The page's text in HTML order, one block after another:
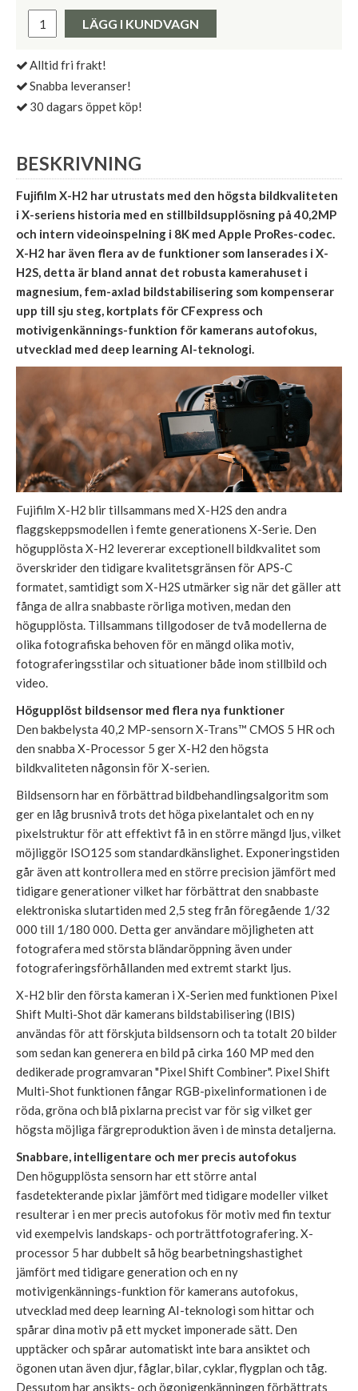
Pris:
LÄGG I KUNDVAGN
Alltid fri frakt!
Snabba leveranser!
30 dagars öppet köp!
BESKRIVNING
Fujifilm X-H2 har utrustats med den högsta bildkvaliteten
i X-seriens historia med en stillbildsupplösning på 40,2MP
och intern videoinspelning i 8K med Apple ProRes-codec.
X-H2 har även flera av de funktioner som lanserades i X-
H2S, detta är bland annat det robusta kamerahuset i
magnesium, fem-axlad bildstabilisering som kompenserar
upp till sju steg, kortplats för CFexpress och
motivigenkännings-funktion för kamerans autofokus,
utvecklad med deep learning AI-teknologi.
Fujifilm X-H2 blir tillsammans med X-H2S den andra
flaggskeppsmodellen i femte generationens X-Serie. Den
högupplösta X-H2 levererar exceptionell bildkvalitet som
överskrider den tidigare kvalitetsgränsen för APS-C
formatet, samtidigt som X-H2S utmärker sig när det gäller att
fånga de allra snabbaste rörliga motiven, medan den
högupplösta. Tillsammans tillgodoser de två modellerna de
olika fotografiska behoven för en mängd olika motiv,
fotograferingsstilar och situationer både inom stillbild och
video.
Högupplöst bildsensor med flera nya funktioner
Den bakbelysta 40,2 MP-sensorn X-Trans™ CMOS 5 HR och
den snabba X-Processor 5 ger X-H2 den högsta
bildkvaliteten någonsin för X-serien.
Bildsensorn har en förbättrad bildbehandlingsalgoritm som
ger en låg brusnivå trots det höga pixelantalet och en ny
pixelstruktur för att effektivt få in en större mängd ljus, vilket
möjliggör ISO125 som standardkänslighet. Exponeringstiden
går även att kontrollera med en större precision jämfört med
tidigare generationer vilket har förbättrat den snabbaste
elektroniska slutartiden med 2,5 steg från föregående 1/32
000 till 1/180 000. Detta ger användare möjligheten att
fotografera med största bländaröppning även under
fotograferingsförhållanden med extremt starkt ljus.
X-H2 blir den första kameran i X-Serien med funktionen Pixel
Shift Multi-Shot där kamerans bildstabilisering (IBIS)
användas för att förskjuta bildsensorn och ta totalt 20 bilder
som sedan kan generera en bild på cirka 160 MP med den
dedikerade programvaran "Pixel Shift Combiner". Pixel Shift
Multi-Shot funktionen fångar RGB-pixelinformationen i de
röda, gröna och blå pixlarna precist var för sig vilket ger
högsta möjliga färgreproduktion även i de minsta detaljerna.
Snabbare, intelligentare och mer precis autofokus
Den högupplösta sensorn har ett större antal
fasdetekterande pixlar jämfört med tidigare modeller vilket
resulterar i en mer precis autofokus för motiv med fin textur
vid exempelvis landskaps- och porträttfotografering. X-
processor 5 har dubbelt så hög bearbetningshastighet
jämfört med tidigare generation och en ny
motivigenkännings-funktion för kamerans autofokus,
utvecklad med deep learning AI-teknologi som hittar och
spårar dina motiv på ett mycket imponerade sätt. Den
upptäcker och spårar automatiskt inte bara ansiktet och
ögonen utan även djur, fåglar, bilar, cyklar, flygplan och tåg.
Dessutom har ansikts- och ögonigenkänningen förbättrats